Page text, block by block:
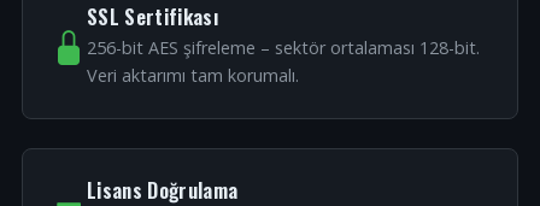
SSL Sertifikası
256-bit AES şifreleme – sektör ortalaması 128-bit.
Veri aktarımı tam korumalı.
Lisans Doğrulama